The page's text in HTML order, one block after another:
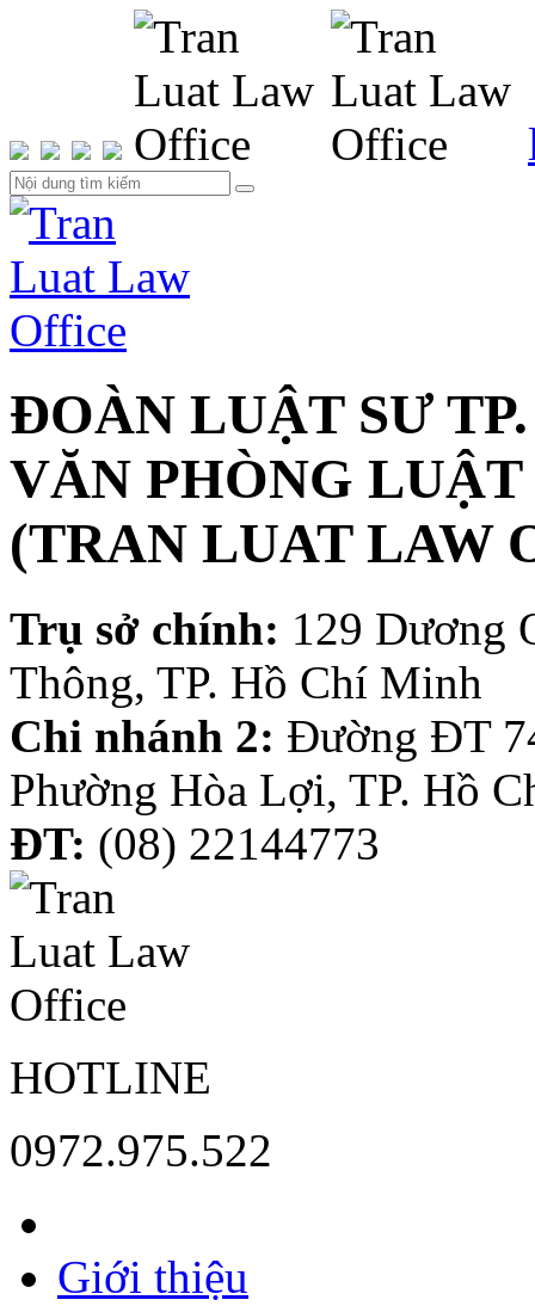
ĐOÀN LUẬT SƯ
VĂN PHÒNG
(TRAN LUAT LAW
Trụ sở chính: 129 Dương
Thông, TP. Hồ Chí Minh
Chi nhánh 2: Đường ĐT
Phường Hòa Lợi, TP. Hồ
ĐT: (08) 22144773
HOTLINE
0972.975.522
Giới thiệu